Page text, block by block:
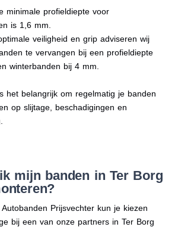
minimale profieldiepte voor
is 1,6 mm.
veiligheid en grip adviseren wij
te vervangen bij een profieldiepte
winterbanden bij 4 mm.
het belangrijk om regelmatig je banden
op slijtage, beschadigingen en
mijn banden in Ter Borg
Prijsvechter kun je kiezen
bij een van onze partners in Ter Borg